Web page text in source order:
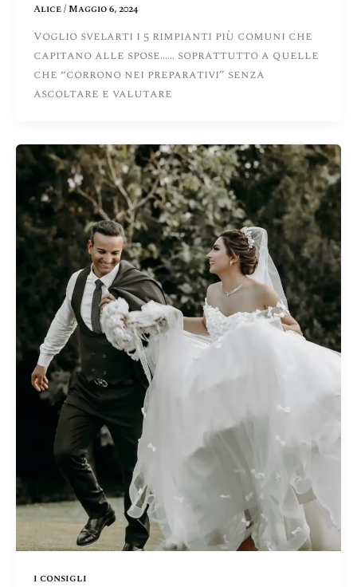
Alice/Maggio 6, 2024
Voglio svelarti i 5 rimpianti più comuni che
capitano alle spose…… soprattutto a quelle
che “corrono nei preparativi” senza
ascoltare e valutare
i consigli